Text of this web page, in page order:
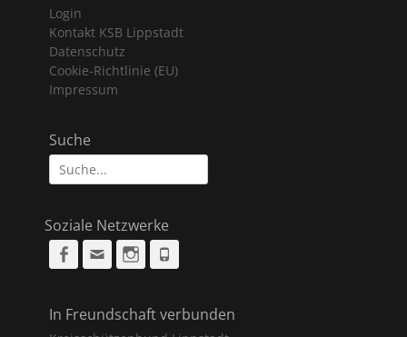
Login
Kontakt KSB Lippstadt
Datenschutz
Cookie-Richtlinie (EU)
Impressum
Suche
Suche
nach:
Soziale Netzwerke
Facebook
Email Instagram
In Freundschaft verbunden